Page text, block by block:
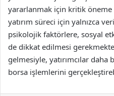
yararlanmak için kritik öneme
yatırım süreci için yalnızca
psikolojik faktörlere, sosyal
de dikkat edilmesi
gelmesiyle, yatırımcılar
borsa işlemlerini